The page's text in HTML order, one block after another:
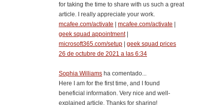
for taking the time to share with us such a great
article. I really appreciate your work.
mcafee.com/activate | mcafee.com/activate |
geek squad appointment|
microsoft365.com/setup | geek squad prices
26 de octubre de 2021 a las 6:34
Sophia Williams ha comentado...
Here I am for the first time, and I found
beneficial information. Very nice and well-
explained article. Thanks for sharing!